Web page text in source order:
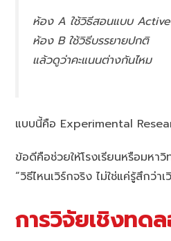
ห้อง A ใช้วิธีสอนแบบ
ห้อง B ใช้วิธีบรรยายปกติ
แล้วดูว่าคะแนนต่างกันไหม
แบบนี้คือ Experimental
ข้อดีคือช่วยให้โรงเรียนหรือมหาวิ
“วิธีไหนเวิร์กจริง ไม่ใช่แค่รู้สึกว่า
การวิจัยเชิงทด